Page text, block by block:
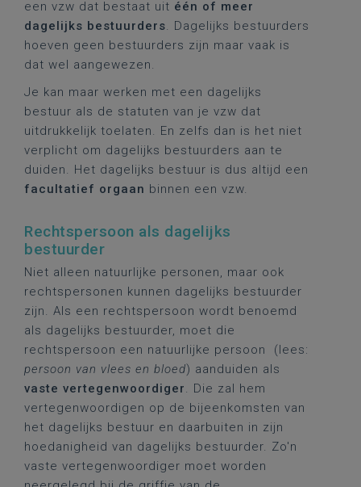
een vzw dat bestaat uit één of meer
dagelijks bestuurders. Dagelijks bestuurders
hoeven geen bestuurders zijn maar vaak is
dat wel aangewezen.
Je kan maar werken met een dagelijks
bestuur als de statuten van je vzw dat
uitdrukkelijk toelaten. En zelfs dan is het niet
verplicht om dagelijks bestuurders aan te
duiden. Het dagelijks bestuur is dus altijd een
facultatief orgaan binnen een vzw.
Rechtspersoon als dagelijks
bestuurder
Niet alleen natuurlijke personen, maar ook
rechtspersonen kunnen dagelijks bestuurder
zijn. Als een rechtspersoon wordt benoemd
als dagelijks bestuurder, moet die
rechtspersoon een natuurlijke persoon (lees:
persoon van vlees en bloed) aanduiden als
vaste vertegenwoordiger. Die zal hem
vertegenwoordigen op de bijeenkomsten van
het dagelijks bestuur en daarbuiten in zijn
hoedanigheid van dagelijks bestuurder. Zo'n
vaste vertegenwoordiger moet worden